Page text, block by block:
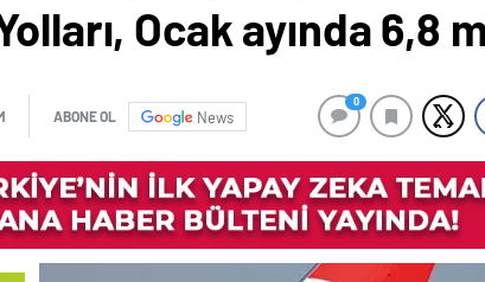
Ocak ayında 6,8
ABONE OL News
0